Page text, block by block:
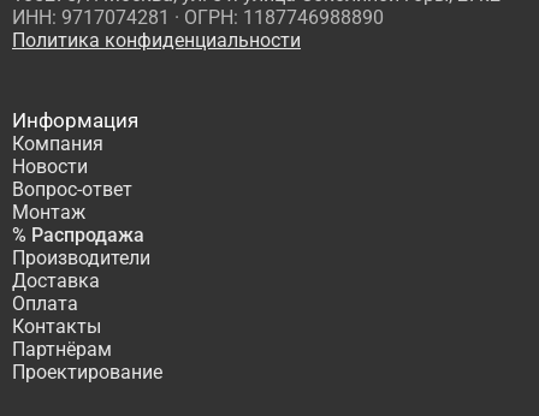
ИНН: 9717074281 · ОГРН: 1187746988890
Политика конфиденциальности
Информация
Компания
Новости
Вопрос-ответ
Монтаж
% Распродажа
Производители
Доставка
Оплата
Контакты
Партнёрам
Проектирование